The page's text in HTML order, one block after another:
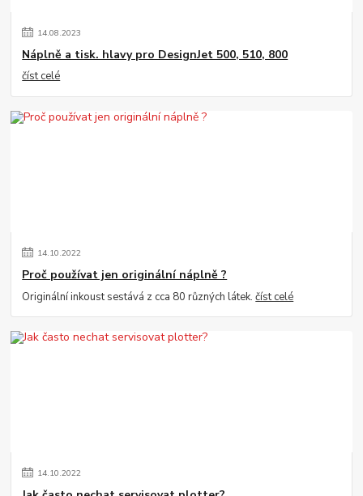
14.08.2023
Náplně a tisk. hlavy pro DesignJet 500, 510, 800
číst celé
14.10.2022
Proč používat jen originální náplně ?
Originální inkoust sestává z cca 80 různých látek.číst celé
14.10.2022